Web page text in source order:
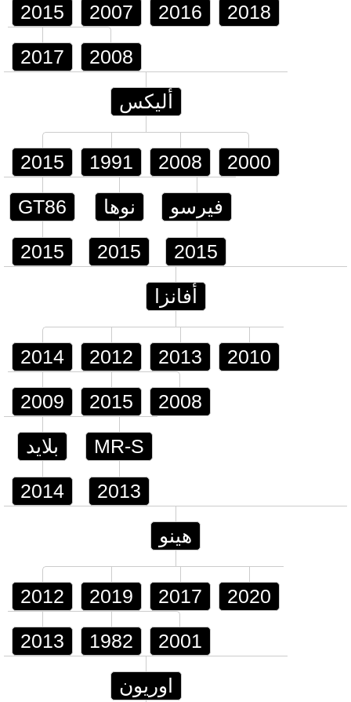
2015 2007 2016 2018
2017 2008
أليكس
2015 1991 2008 2000
GT86
2015
نوها
2015
فيرسو
2015
أفانزا
2014 2012 2013 2010
2009 2015 2008
بلايد
2014
MR-S
2013
هينو
2012 2019 2017 2020
2013 1982 2001
اوريون